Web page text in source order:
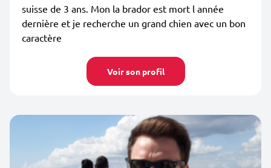
suisse de 3 ans. Mon la brador est mort l année
dernière et je recherche un grand chien avec un bon
caractère
Voir son profil